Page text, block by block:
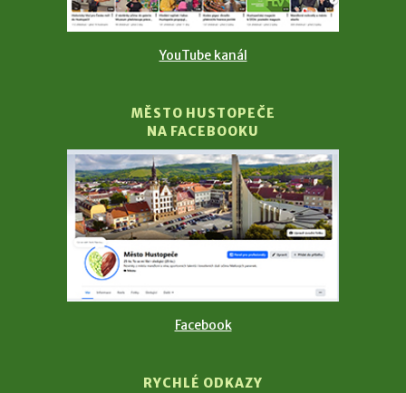
YouTube kanál
MĚSTO HUSTOPEČE
NA FACEBOOKU
Facebook
RYCHLÉ ODKAZY